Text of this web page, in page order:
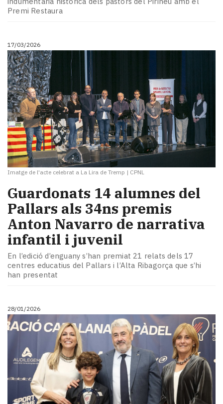
Premi Restaura
17/03/2026
Imatge de l'acte celebrat a La Lira de Tremp | CPNL
Guardonats 14 alumnes del
Pallars als 34ns premis
Anton Navarro de narrativa
infantil i juvenil
En l’edició d’enguany s’han premiat 21 relats dels 17
centres educatius del Pallars i l’Alta Ribagorça que s’hi
han presentat
28/01/2026